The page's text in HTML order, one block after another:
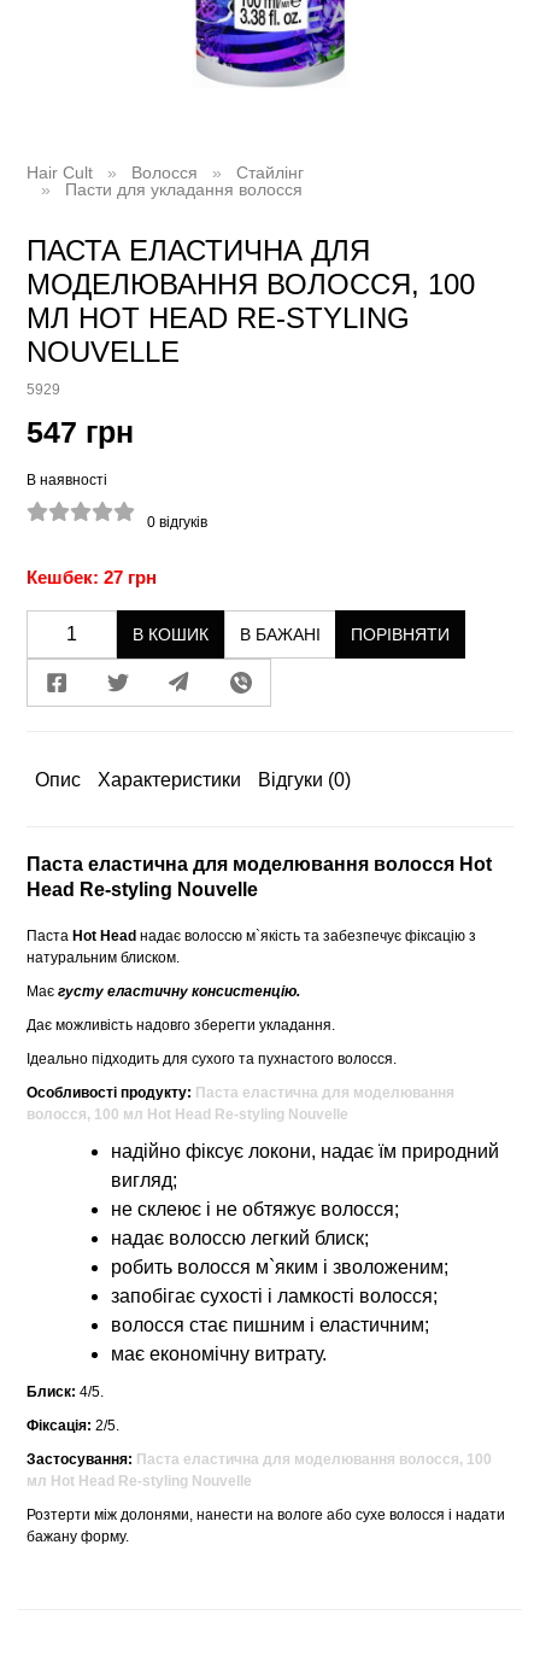
Hair Cult Волосся
Стайлінг
Пасти для укладання волосся
ПАСТА ЕЛАСТИЧНА ДЛЯ
МОДЕЛЮВАННЯ ВОЛОССЯ, 100
МЛ HOT HEAD RE-STYLING
NOUVELLE
5929
547 грн
В наявності
0 відгуків
Кешбек: 27 грн
В КОШИК В БАЖАНІ ПОРІВНЯТИ
Опис Характеристики Відгуки (0)
Паста еластична для моделювання волосся Hot
Head Re-styling Nouvelle
Паста Hot Headнадає волоссю м`якість та забезпечує фіксацію з
натуральним блиском.
Має густу еластичну консистенцію.
Дає можливість надовго зберегти укладання.
Ідеально підходить для сухого та пухнастого волосся.
Особливості продукту: Паста еластична для моделювання
волосся, 100 мл Hot Head Re-styling Nouvelle
надійно фіксує локони, надає їм природний
вигляд;
не склеює і не обтяжує волосся;
надає волоссю легкий блиск;
робить волосся м`яким і зволоженим;
запобігає сухості і ламкості волосся;
волосся стає пишним і еластичним;
має економічну витрату.
Блиск: 4/5.
Фіксація: 2/5.
Застосування: Паста еластична для моделювання волосся, 100
мл Hot Head Re-styling Nouvelle
Розтерти між долонями, нанести на вологе або сухе волосся і надати
бажану форму.